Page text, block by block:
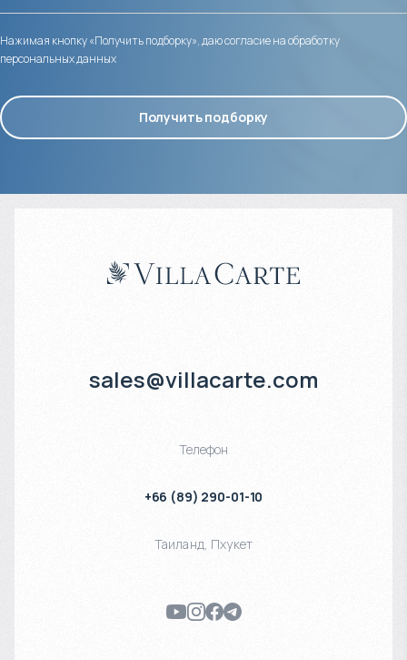
Нажимая кнопку «Получить подборку», даю согласие на обработку
персональных данных
Получить подборку
sales@villacarte.com
Телефон
+66 (89) 290-01-10
Таиланд, Пхукет